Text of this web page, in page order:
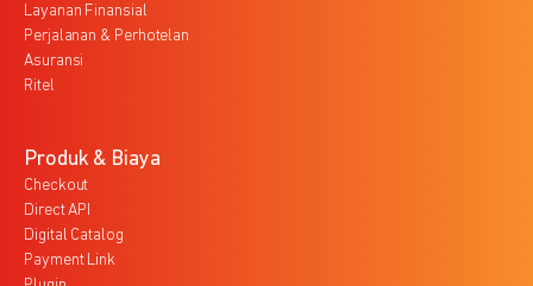
Layanan Finansial
Perjalanan & Perhotelan
Asuransi
Ritel
Produk & Biaya
Checkout
Direct API
Digital Catalog
Payment Link